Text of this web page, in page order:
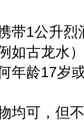
带1公升烈
如古龙水
年龄17岁
均可，但